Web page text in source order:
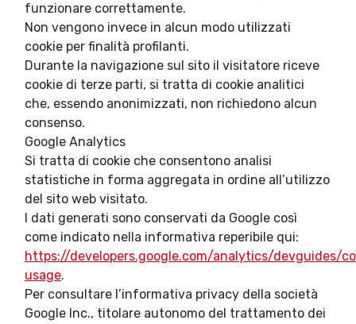
funzionare correttamente.
Non vengono invece in alcun modo utilizzati
cookie per finalità profilanti.
Durante la navigazione sul sito il visitatore riceve
cookie di terze parti, si tratta di cookie analitici
che, essendo anonimizzati, non richiedono alcun
consenso.
Google Analytics
Si tratta di cookie che consentono analisi
statistiche in forma aggregata in ordine all’utilizzo
del sito web visitato.
I dati generati sono conservati da Google così
come indicato nella informativa reperibile qui:
https://developers.google.com/analytics/devguides/
usage.
Per consultare l’informativa privacy della società
Google Inc., titolare autonomo del trattamento dei